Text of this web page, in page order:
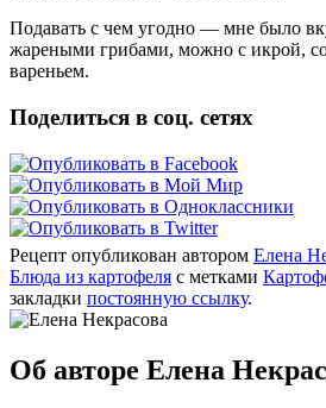
Подавать с чем угодно — мне было
жареными грибами, можно с икрой,
вареньем.
Поделиться в соц. сетях
Рецепт опубликован автором Елена
Блюда из картофеля с метками
закладки постоянную ссылку.
Об авторе Елена